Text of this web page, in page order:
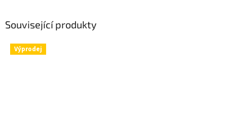
Související produkty
Výprodej